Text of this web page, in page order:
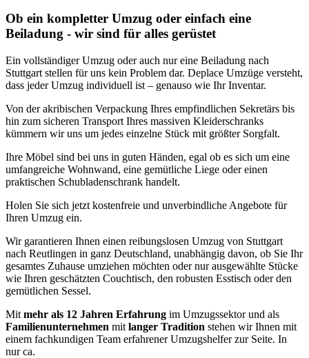
Ob ein kompletter Umzug oder einfach eine
Beiladung - wir sind für alles gerüstet
Ein vollständiger Umzug oder auch nur eine Beiladung nach
Stuttgart stellen für uns kein Problem dar. Deplace Umzüge versteht,
dass jeder Umzug individuell ist – genauso wie Ihr Inventar.
Von der akribischen Verpackung Ihres empfindlichen Sekretärs bis
hin zum sicheren Transport Ihres massiven Kleiderschranks
kümmern wir uns um jedes einzelne Stück mit größter Sorgfalt.
Ihre Möbel sind bei uns in guten Händen, egal ob es sich um eine
umfangreiche Wohnwand, eine gemütliche Liege oder einen
praktischen Schubladenschrank handelt.
Holen Sie sich jetzt kostenfreie und unverbindliche Angebote für
Ihren Umzug ein.
Wir garantieren Ihnen einen reibungslosen Umzug von Stuttgart
nach Reutlingen in ganz Deutschland, unabhängig davon, ob Sie Ihr
gesamtes Zuhause umziehen möchten oder nur ausgewählte Stücke
wie Ihren geschätzten Couchtisch, den robusten Esstisch oder den
gemütlichen Sessel.
Mit mehr als 12 Jahren Erfahrung im Umzugssektor und als
Familienunternehmen mit langer Tradition stehen wir Ihnen mit
einem fachkundigen Team erfahrener Umzugshelfer zur Seite. In
nur ca.